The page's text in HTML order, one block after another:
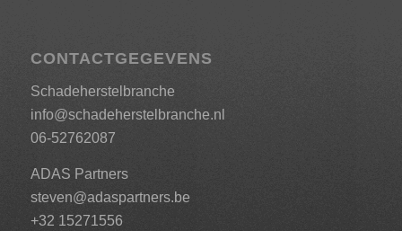
CONTACTGEGEVENS
Schadeherstelbranche
info@schadeherstelbranche.nl
06-52762087
ADAS Partners
steven@adaspartners.be
+32 15271556